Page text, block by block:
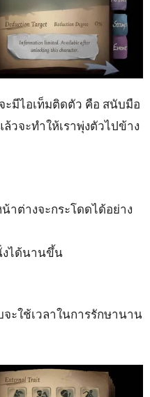
จะมีไอเท็มติดตัว คือ สนับมือ
วจะทำให้เราพุ่งตัวไปข้าง
าต่างจะกระโดดได้อย่าง
งได้นานขึ้น
ะใช้เวลาในการรักษานาน